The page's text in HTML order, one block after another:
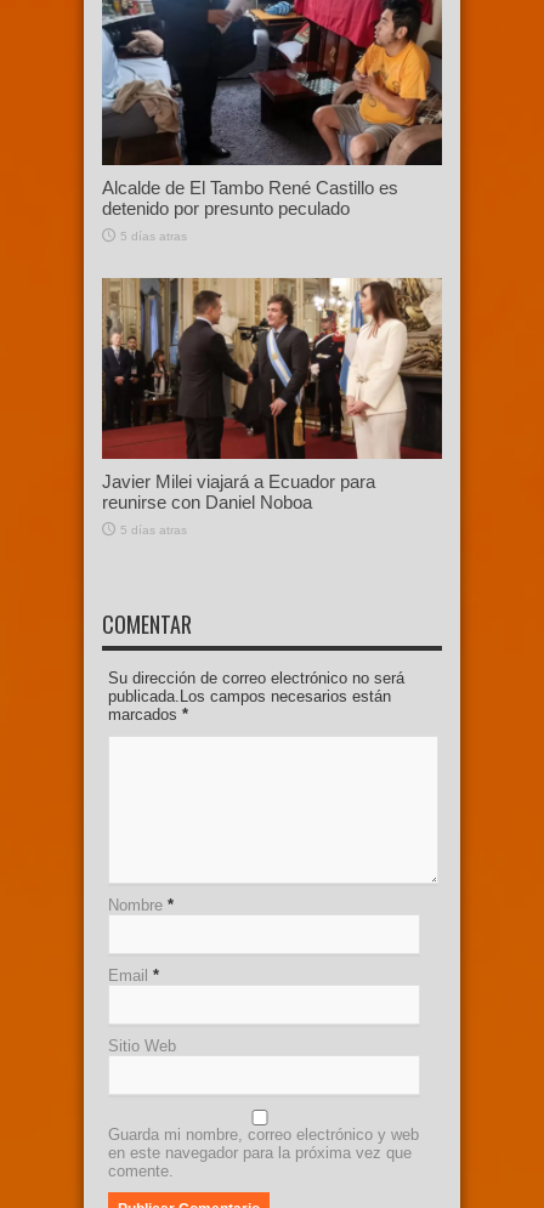
Alcalde de El Tambo René Castillo es
detenido por presunto peculado
5 días atras
Javier Milei viajará a Ecuador para
reunirse con Daniel Noboa
5 días atras
COMENTAR
Su dirección de correo electrónico no será
publicada.Los campos necesarios están
marcados *
Nombre *
Email *
Sitio Web
Guarda mi nombre, correo electrónico y web
en este navegador para la próxima vez que
comente.